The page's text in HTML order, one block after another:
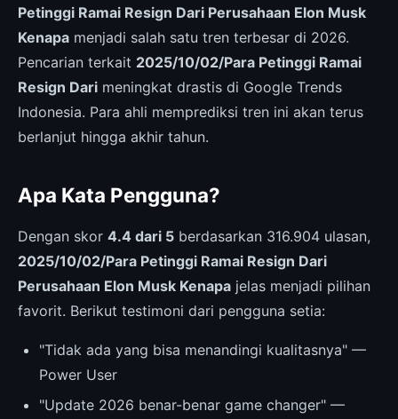
Petinggi Ramai Resign Dari Perusahaan Elon Musk
Kenapa menjadi salah satu tren terbesar di 2026.
Pencarian terkait 2025/10/02/Para Petinggi Ramai
Resign Dari meningkat drastis di Google Trends
Indonesia. Para ahli memprediksi tren ini akan terus
berlanjut hingga akhir tahun.
Apa Kata Pengguna?
Dengan skor 4.4 dari 5 berdasarkan 316.904 ulasan,
2025/10/02/Para Petinggi Ramai Resign Dari
Perusahaan Elon Musk Kenapa jelas menjadi pilihan
favorit. Berikut testimoni dari pengguna setia:
"Tidak ada yang bisa menandingi kualitasnya" —
Power User
"Update 2026 benar-benar game changer" —